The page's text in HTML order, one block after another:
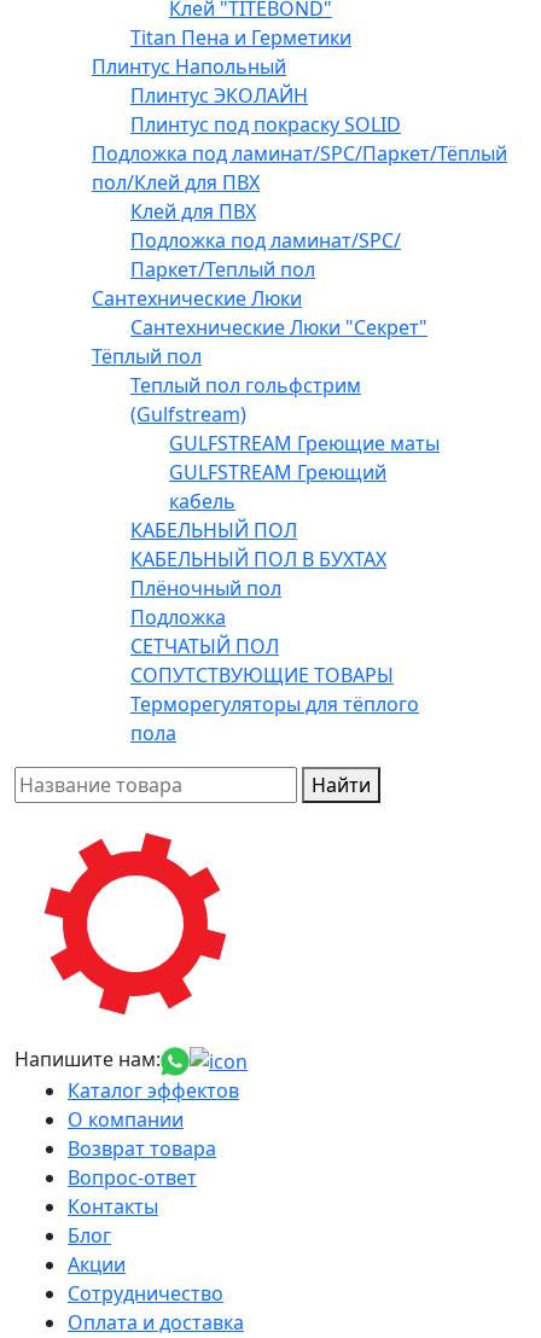
Клей "TITEBOND"
Titan Пена и Герметики
Плинтус Напольный
Плинтус ЭКОЛАЙН
Плинтус под покраску SOLID
Подложка под ламинат/SPC/Паркет/Тёплый
пол/Клей для ПВХ
Клей для ПВХ
Подложка под ламинат/SPC/
Паркет/Теплый пол
Сантехнические Люки
Сантехнические Люки "Секрет"
Тёплый пол
Теплый пол гольфстрим
(Gulfstream)
GULFSTREAM Греющие маты
GULFSTREAM Греющий
кабель
КАБЕЛЬНЫЙ ПОЛ
КАБЕЛЬНЫЙ ПОЛ В БУХТАХ
Плёночный пол
Подложка
СЕТЧАТЫЙ ПОЛ
СОПУТСТВУЮЩИЕ ТОВАРЫ
Терморегуляторы для тёплого
пола
Найти
Напишите нам:
Каталог эффектов
О компании
Возврат товара
Вопрос-ответ
Контакты
Блог
Акции
Сотрудничество
Оплата и доставка